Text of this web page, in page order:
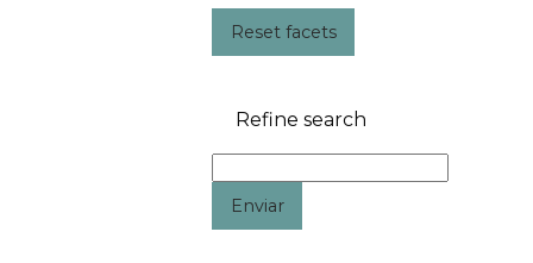
Reset facets
Refine search
Enviar